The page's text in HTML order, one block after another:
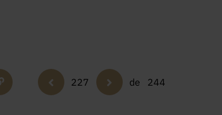
227 de 244